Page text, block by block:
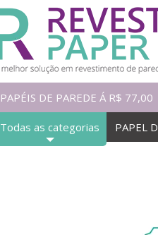
PAPÉIS DE PAREDE Á R$ 77,00
Todas as categorias PAPEL